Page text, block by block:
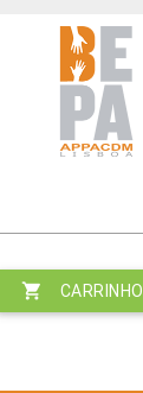
CARRINHO
shopping_cart